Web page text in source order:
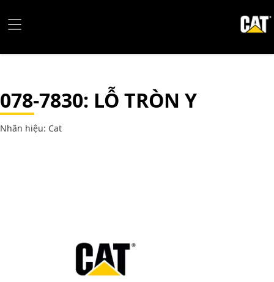
078-7830: LỖ TRÒN Y
Nhãn hiệu: Cat